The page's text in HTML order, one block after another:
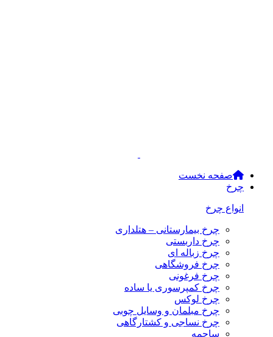
صفحه نخست
چرخ
انواع چرخ
چرخ بیمارستانی – هتلداری
چرخ داربستی
چرخ زباله ای
چرخ فروشگاهی
چرخ فرغونی
چرخ کمپرسوری یا ساده
چرخ لوکس
چرخ مبلمان و وسایل چوبی
چرخ نساجی و کشتارگاهی
ساچمه